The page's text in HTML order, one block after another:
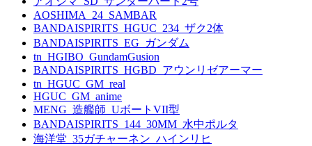
AOSHIMA_24_SAMBAR
BANDAISPIRITS_HGUC_234_ザク2体
BANDAISPIRITS_EG_ガンダム
tn_HGIBO_GundamGusion
BANDAISPIRITS_HGBD_アウンリゼアーマー
tn_HGUC_GM_real
HGUC_GM_anime
MENG_造艦師_UボートVII型
BANDAISPIRITS_144_30MM_水中ポルタ
海洋堂_35ガチャーネン_ハインリヒ